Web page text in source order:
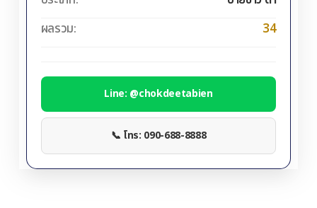
ผลรวม:
34
Line: @chokdeetabien
📞 โทร: 090-688-8888